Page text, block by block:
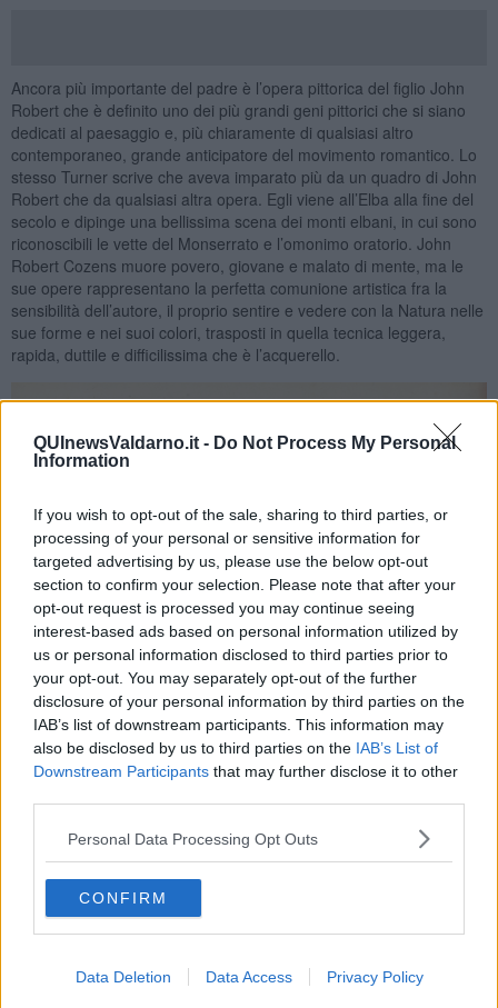
QUInewsValdarno.it - Do Not Process My Personal
Information
If you wish to opt-out of the sale, sharing to third parties, or
processing of your personal or sensitive information for
targeted advertising by us, please use the below opt-out
section to confirm your selection. Please note that after your
opt-out request is processed you may continue seeing
interest-based ads based on personal information utilized by
us or personal information disclosed to third parties prior to
your opt-out. You may separately opt-out of the further
disclosure of your personal information by third parties on the
IAB’s list of downstream participants. This information may
also be disclosed by us to third parties on the IAB’s List of
Downstream Participants that may further disclose it to other
Personal Data Processing Opt Outs
CONFIRM
Data Deletion Data Access Privacy Policy
Ancora più importante del padre è l’opera pittorica del figlio John
Robert che è definito uno dei più grandi geni pittorici che si siano
dedicati al paesaggio e, più chiaramente di qualsiasi altro
contemporaneo, grande anticipatore del movimento romantico. Lo
stesso Turner scrive che aveva imparato più da un quadro di John
Robert che da qualsiasi altra opera. Egli viene all’Elba alla fine del
secolo e dipinge una bellissima scena dei monti elbani, in cui sono
riconoscibili le vette del Monserrato e l’omonimo oratorio. John
Robert Cozens muore povero, giovane e malato di mente, ma le
sue opere rappresentano la perfetta comunione artistica fra la
sensibilità dell’autore, il proprio sentire e vedere con la Natura nelle
sue forme e nei suoi colori, trasposti in quella tecnica leggera,
rapida, duttile e difficilissima che è l’acquerello.
Sir John Coalt Hoare, View of Porto Longone
Altro personaggio singolare e molto interessante è l’inglese Sir
Richard Colt Hoare che giunge all’Elba, dopo una breve visita ai
Marina, con una lettera di presentazione per la famiglia Pellegrini,
che ha preparato la sua sistemazione, si trattiene all’isola per circa
dieci giorni, lasciando testimonianza scritta e dipinta delle sue
escursioni. Il giovane baronetto, figlio e nipote di una delle famiglie
più ricche e più in vista di Londra, è al suo secondo ‘tour’ in Europa
ormai imparato sufficientemente bene la nostra lingua tanto da